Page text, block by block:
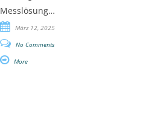
Messlösung…
März 12, 2025
No Comments
More